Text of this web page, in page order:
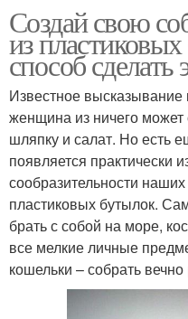
Создай свою
из
способ сделать
Известное высказывание
женщина из ничего может
шляпку и салат. Но есть
появляется практически
сообразительности
пластиковых бутылок.
брать с собой на море,
все мелкие личные
кошельки – собрать